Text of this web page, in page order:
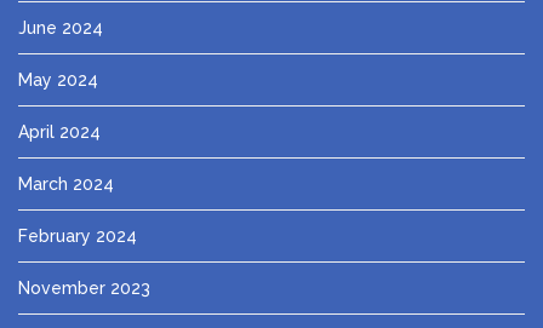
June 2024
May 2024
April 2024
March 2024
February 2024
November 2023